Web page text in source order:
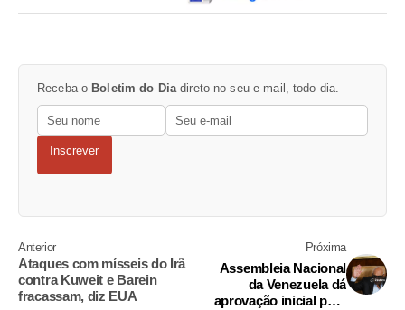
Receba o Boletim do Dia direto no seu e-mail, todo dia.
Inscrever
Anterior
Ataques com mísseis do Irã
contra Kuweit e Barein
fracassam, diz EUA
Próxima
Assembleia Nacional
da Venezuela dá
aprovação inicial para